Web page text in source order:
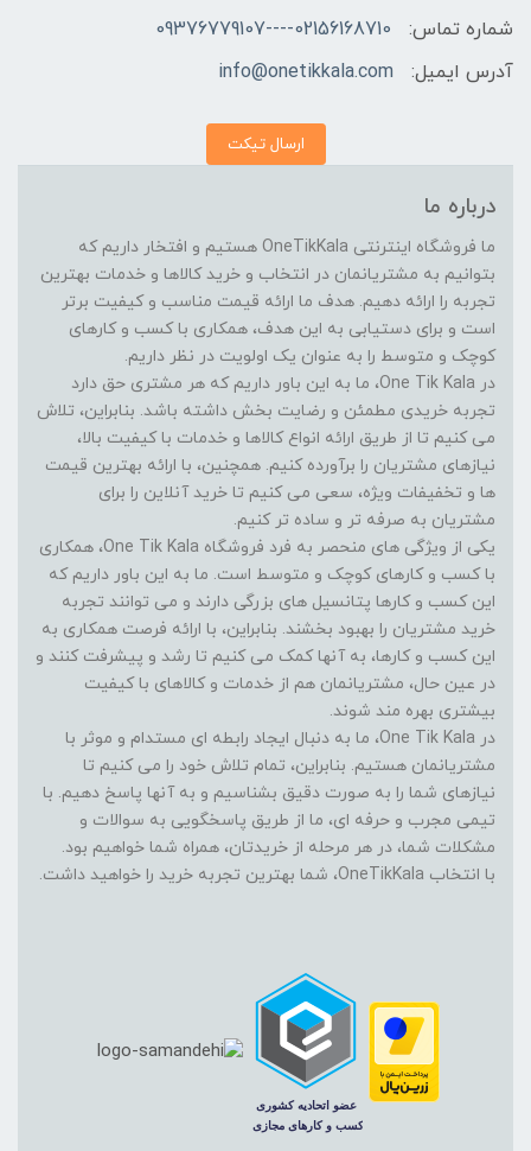
شماره تماس:
02156168710----09376779107
آدرس ایمیل:
info@onetikkala.com
ارسال تیکت
درباره ما
ما فروشگاه اینترنتی OneTikKala هستیم و افتخار داریم که
بتوانیم به مشتریانمان در انتخاب و خرید کالاها و خدمات بهترین
تجربه را ارائه دهیم. هدف ما ارائه قیمت مناسب و کیفیت برتر
است و برای دستیابی به این هدف، همکاری با کسب و کارهای
کوچک و متوسط را به عنوان یک اولویت در نظر داریم.
در One Tik Kala، ما به این باور داریم که هر مشتری حق دارد
تجربه خریدی مطمئن و رضایت بخش داشته باشد. بنابراین، تلاش
می کنیم تا از طریق ارائه انواع کالاها و خدمات با کیفیت بالا،
نیازهای مشتریان را برآورده کنیم. همچنین، با ارائه بهترین قیمت
ها و تخفیفات ویژه، سعی می کنیم تا خرید آنلاین را برای
مشتریان به صرفه تر و ساده تر کنیم.
یکی از ویژگی های منحصر به فرد فروشگاه One Tik Kala، همکاری
با کسب و کارهای کوچک و متوسط است. ما به این باور داریم که
این کسب و کارها پتانسیل های بزرگی دارند و می توانند تجربه
خرید مشتریان را بهبود بخشند. بنابراین، با ارائه فرصت همکاری به
این کسب و کارها، به آنها کمک می کنیم تا رشد و پیشرفت کنند و
در عین حال، مشتریانمان هم از خدمات و کالاهای با کیفیت
بیشتری بهره مند شوند.
در One Tik Kala، ما به دنبال ایجاد رابطه ای مستدام و موثر با
مشتریانمان هستیم. بنابراین، تمام تلاش خود را می کنیم تا
نیازهای شما را به صورت دقیق بشناسیم و به آنها پاسخ دهیم. با
تیمی مجرب و حرفه ای، ما از طریق پاسخگویی به سوالات و
مشکلات شما، در هر مرحله از خریدتان، همراه شما خواهیم بود.
با انتخاب OneTikKala، شما بهترین تجربه خرید را خواهید داشت.